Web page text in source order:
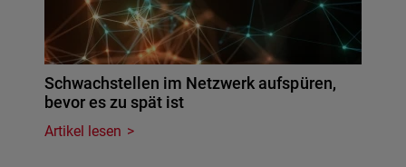
Schwachstellen im Netzwerk aufspüren,
bevor es zu spät ist
Artikel lesen